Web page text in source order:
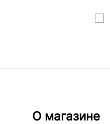
О магазине